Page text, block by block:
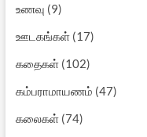
உணவு (9)
ஊடகங்கள்(17)
கதைகள்(102)
கம்பராமாயணம் (47)
கலைகள்(74)